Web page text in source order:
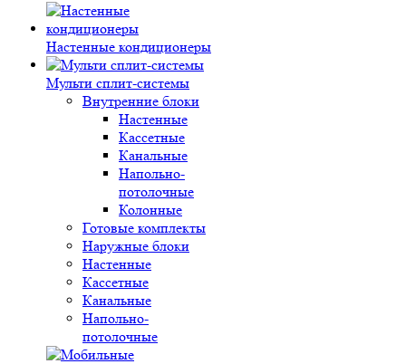
Настенные кондиционеры
Мульти сплит-системы
Внутренние блоки
Настенные
Кассетные
Канальные
Напольно-
потолочные
Колонные
Готовые комплекты
Наружные блоки
Настенные
Кассетные
Канальные
Напольно-
потолочные